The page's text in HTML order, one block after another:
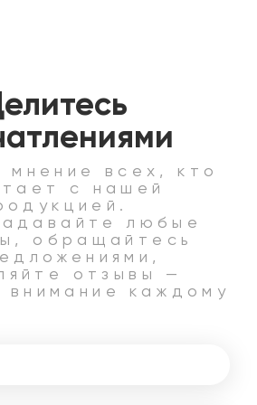
мнение всех, кто
с нашей
любые
обращайтесь
отзывы —
внимание каждому